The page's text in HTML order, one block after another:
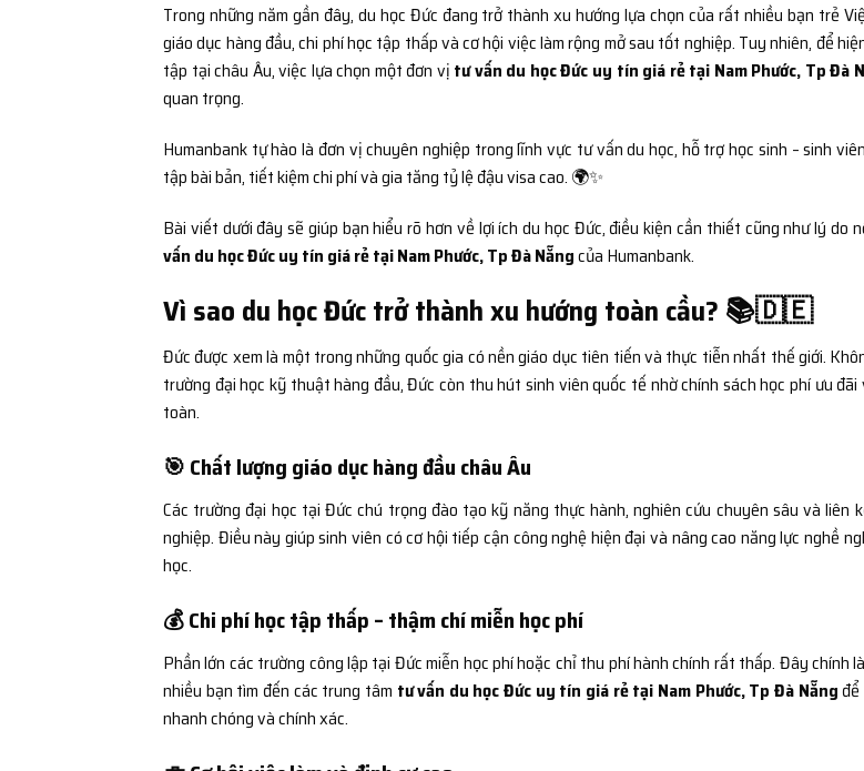
Trong những năm gần đây, du học Đức đang trở thành xu hướng lựa chọn của rất nhiều bạn trẻ
giáo dục hàng đầu, chi phí học tập thấp và cơ hội việc làm rộng mở sau tốt nghiệp. Tuy nhiên, để
tập tại châu Âu, việc lựa chọn một đơn vị tư vấn du học Đức uy tín giá rẻ tại Nam Phước, Tp Đà
quan trọng.
Humanbank tự hào là đơn vị chuyên nghiệp trong lĩnh vực tư vấn du học, hỗ trợ học sinh – sinh
tập bài bản, tiết kiệm chi phí và gia tăng tỷ lệ đậu visa cao. 🌍✨
Bài viết dưới đây sẽ giúp bạn hiểu rõ hơn về lợi ích du học Đức, điều kiện cần thiết cũng như lý do
vấn du học Đức uy tín giá rẻ tại Nam Phước, Tp Đà Nẵngcủa Humanbank.
Vì sao du học Đức trở thành xu hướng toàn cầu? 📚🇩🇪
Đức được xem là một trong những quốc gia có nền giáo dục tiên tiến và thực tiễn nhất thế giới.
trường đại học kỹ thuật hàng đầu, Đức còn thu hút sinh viên quốc tế nhờ chính sách học phí ưu
toàn.
🎯 Chất lượng giáo dục hàng đầu châu Âu
Các trường đại học tại Đức chú trọng đào tạo kỹ năng thực hành, nghiên cứu chuyên sâu và liên
nghiệp. Điều này giúp sinh viên có cơ hội tiếp cận công nghệ hiện đại và nâng cao năng lực nghề
học.
💰 Chi phí học tập thấp – thậm chí miễn học phí
Phần lớn các trường công lập tại Đức miễn học phí hoặc chỉ thu phí hành chính rất thấp. Đây chính
nhiều bạn tìm đến các trung tâm tư vấn du học Đức uy tín giá rẻ tại Nam Phước, Tp Đà Nẵng
nhanh chóng và chính xác.